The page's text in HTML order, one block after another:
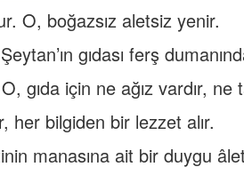
O, boğazsız aletsiz yenir.
gıdası ferş
gıda için ne ağız vardır, ne
her bilgiden bir lezzet alır.
manasına ait bir duygu